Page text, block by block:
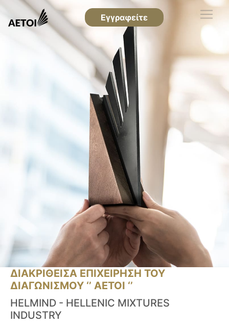
Εγγραφείτε
ΔΙΑΚΡΙΘΕΙΣΑ ΕΠΙΧΕΙΡΗΣΗ ΤΟΥ
ΔΙΑΓΩΝΙΣΜΟΥ ‘’ ΑΕΤΟΙ ‘’
HELMIND - HELLENIC MIXTURES
INDUSTRY